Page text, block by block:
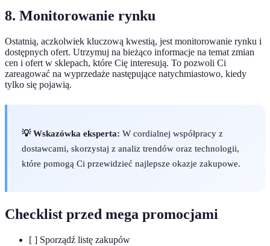
8. Monitorowanie rynku
Ostatnią, aczkolwiek kluczową kwestią, jest monitorowanie rynku i
dostępnych ofert. Utrzymuj na bieżąco informacje na temat zmian
cen i ofert w sklepach, które Cię interesują. To pozwoli Ci
zareagować na wyprzedaże następujące natychmiastowo, kiedy
tylko się pojawią.
💡 Wskazówka eksperta: W cordialnej współpracy z
dostawcami, skorzystaj z analiz trendów oraz technologii,
które pomogą Ci przewidzieć najlepsze okazje zakupowe.
Checklist przed mega promocjami
[ ] Sporządź listę zakupów